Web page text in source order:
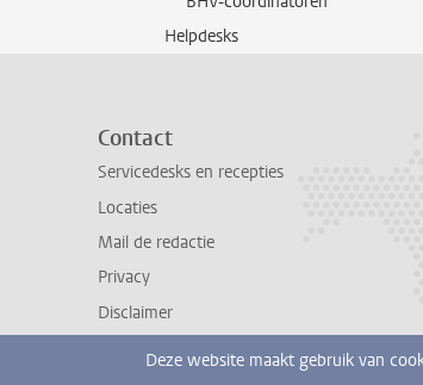
Helpdesks
Contact
Servicedesks en recepties
Locaties
Mail de redactie
Privacy
Disclaimer
Deze website maakt gebruik van